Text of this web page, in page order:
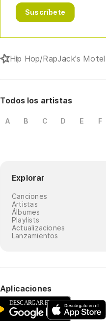
Suscríbete
Hip Hop/RapJack's Motel
Todos los artistas
A B C D E F
Explorar
Canciones
Artistas
Álbumes
Playlists
Actualizaciones
Lanzamientos
Aplicaciones